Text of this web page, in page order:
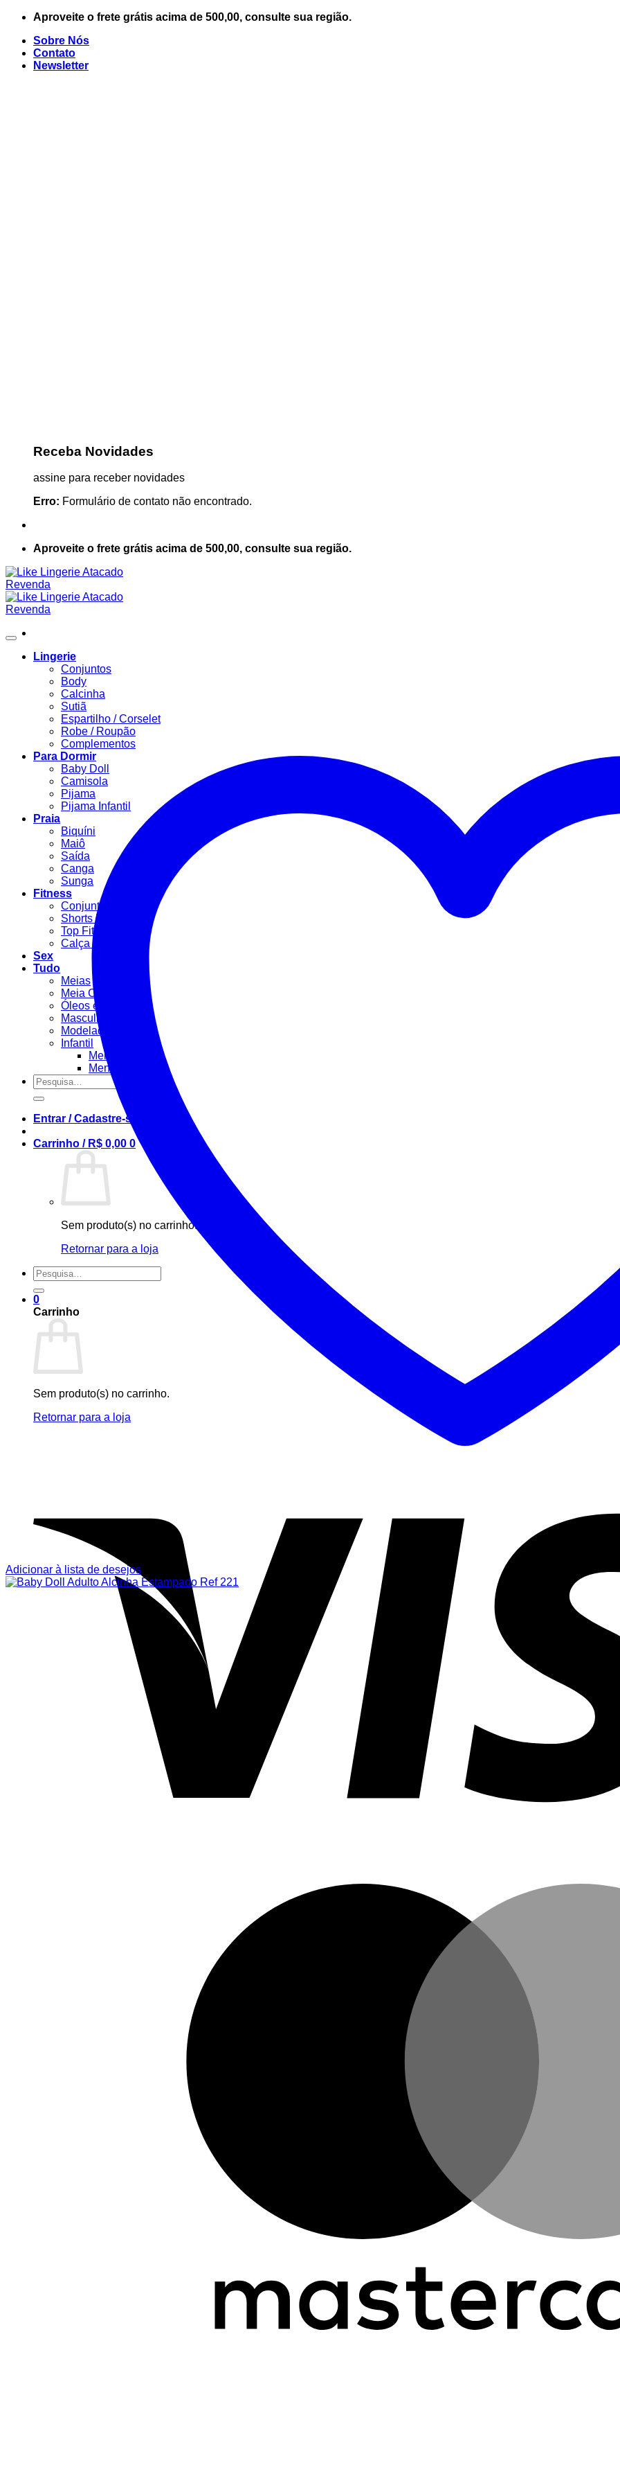
Skip
content
Aproveite o frete grátis acima de 500,00, consulte sua região.
Sobre Nós
Contato
Newsletter
Receba Novidades
assine para receber novidades
Erro: Formulário de contato não encontrado.
Aproveite o frete grátis acima de 500,00, consulte sua região.
Lingerie
Conjuntos
Body
Calcinha
Sutiã
Espartilho / Corselet
Robe / Roupão
Complementos
Para Dormir
Baby Doll
Camisola
Pijama
Pijama Infantil
Praia
Biquíni
Maiô
Saída
Canga
Sunga
Fitness
Conjunto Fitness
Shorts Fitness
Top Fitness
Calça Fitness
Sex
Tudo
Meias
Meia Calça / Fina
Óleos e Géis
Masculino
Modeladora
Infantil
Menino
Menina
Pesquisar
por:
Entrar / Cadastre-se
Carrinho / R$ 0,00 0
Sem produto(s) no carrinho.
Retornar para a loja
Pesquisar
por:
0
Carrinho
Sem produto(s) no carrinho.
Retornar para a loja
Adicionar à lista de desejos